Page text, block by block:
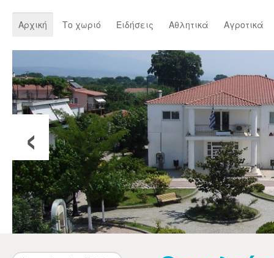
Αρχική Το χωριό Ειδήσεις Αθλητικά Αγροτικά
‹